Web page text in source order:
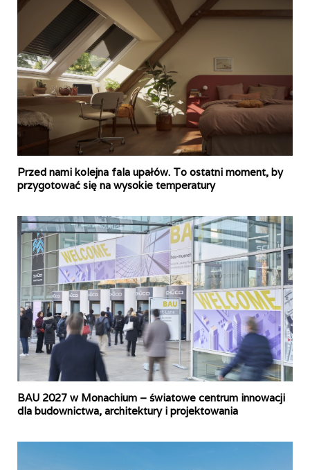
Przed nami kolejna fala upałów. To ostatni moment, by
przygotować się na wysokie temperatury
BAU 2027 w Monachium – światowe centrum innowacji
dla budownictwa, architektury i projektowania